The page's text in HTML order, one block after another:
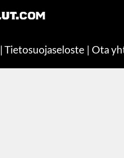
Tietosuojaseloste Ota